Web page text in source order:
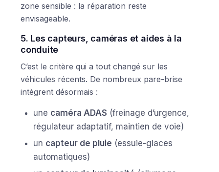
zone sensible : la réparation reste
envisageable.
5. Les capteurs, caméras et aides à la
conduite
C’est le critère qui a tout changé sur les
véhicules récents. De nombreux pare-brise
intègrent désormais :
une caméra ADAS (freinage d’urgence,
régulateur adaptatif, maintien de voie)
un capteur de pluie (essuie-glaces
automatiques)